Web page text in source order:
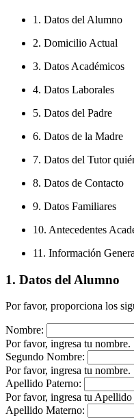
1. Datos del Alumno
2. Domicilio Actual
3. Datos Académicos
4. Datos Laborales
5. Datos del Padre
6. Datos de la Madre
7. Datos del Tutor
8. Datos de Contacto
9. Datos Familiares
10. Antecedentes
11. Información
1. Datos del Alumno
Por favor, proporciona los
Nombre:
Por favor, ingresa tu nombre.
Segundo Nombre:
Por favor, ingresa tu nombre.
Apellido Paterno:
Por favor, ingresa tu Apellido
Apellido Materno: